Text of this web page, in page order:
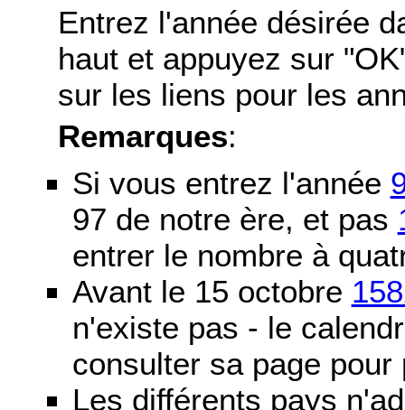
Entrez l'année désirée
haut et appuyez sur
sur les liens pour les
Remarques:
Si vous entrez l'année
97 de notre ère, et pas
entrer le nombre à
Avant le 15 octobre
n'existe pas - le
consulter sa page pour
Les différents pays